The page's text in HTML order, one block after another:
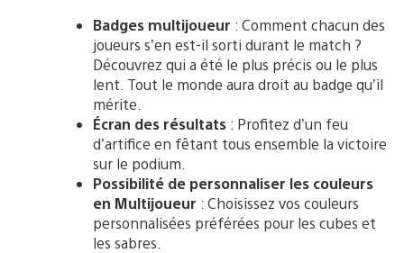
Badges multijoueur : Comment chacun des
joueurs s’en est-il sorti durant le match ?
Découvrez qui a été le plus précis ou le plus
lent. Tout le monde aura droit au badge qu’il
mérite.
Écran des résultats : Profitez d’un feu
d’artifice en fêtant tous ensemble la victoire
sur le podium.
Possibilité de personnaliser les couleurs
en Multijoueur : Choisissez vos couleurs
personnalisées préférées pour les cubes et
les sabres.